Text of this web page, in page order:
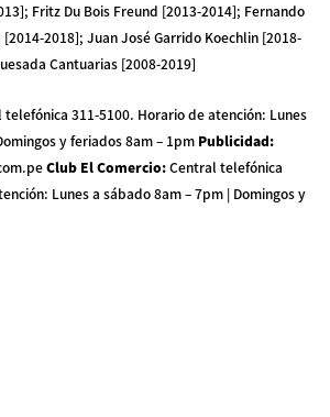
Fritz Du Bois Freund [2013-2014]; Fernando
2018]; Juan José Garrido Koechlin [2018-
Cantuarias [2008-2019]
telefónica 311-5100. Horario de atención: Lunes
y feriados 8am – 1pm Publicidad:
Club El Comercio:Central telefónica
Lunes a sábado 8am – 7pm | Domingos y